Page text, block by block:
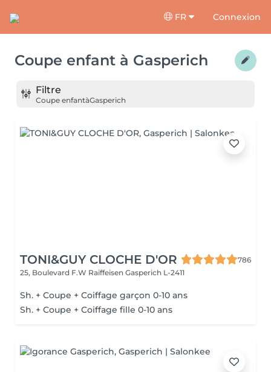
FR Connexion
Coupe enfant à Gasperich
Filtre
Coupe enfantàGasperich
TONI&GUY CLOCHE D'OR
786
25, Boulevard F.W Raiffeisen Gasperich L-2411
Sh. + Coupe + Coiffage garçon 0-10 ans
Sh. + Coupe + Coiffage fille 0-10 ans